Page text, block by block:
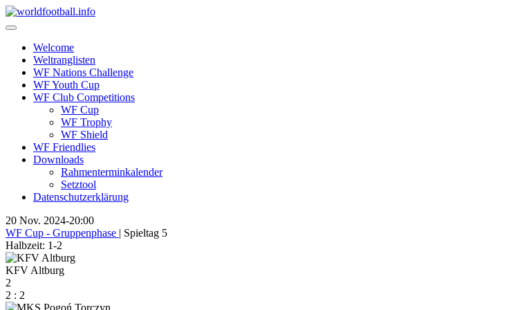
Skip
to
Welcome
Weltranglisten
WF Nations Challenge
WF Youth Cup
WF Club Competitions
WF Cup
WF Trophy
WF Shield
WF Friendlies
Downloads
Rahmenterminkalender
Setztool
Datenschutzerklärung
20 Nov. 2024-20:00
WF Cup - Gruppenphase | Spieltag 5
Halbzeit: 1-2
KFV Altburg
2
2 : 2